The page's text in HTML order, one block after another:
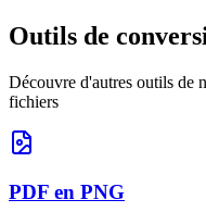
Outils de
Découvre d'autres outils de
fichiers
PDF en PNG